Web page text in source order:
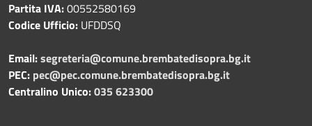
Partita IVA:00552580169
Codice Ufficio: UFDDSQ
Email:segreteria@comune.brembatedisopra.bg.it
PEC: pec@pec.comune.brembatedisopra.bg.it
Centralino Unico:035 623300